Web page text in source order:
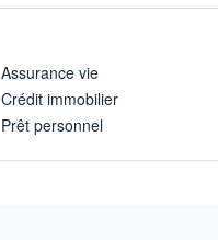
Assurance vie
Crédit immobilier
Prêt personnel